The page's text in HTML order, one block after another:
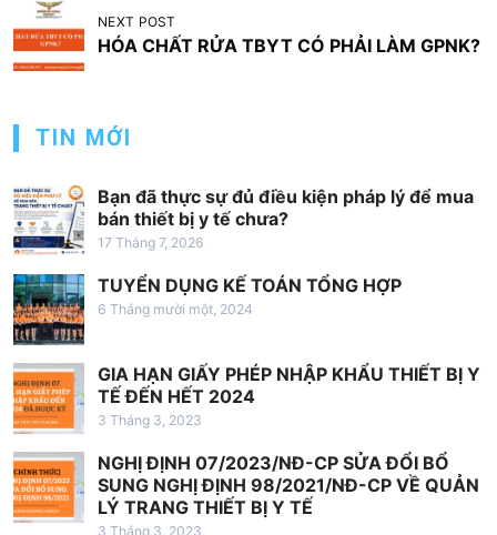
h
n
g
b
à
i
v
i
ế
t
NEXT POST
HÓA CHẤT RỬA TBYT CÓ PHẢI LÀM GPNK?
TIN MỚI
Bạn đã thực sự đủ điều kiện pháp lý để mua
bán thiết bị y tế chưa?
17 Tháng 7, 2026
TUYỂN DỤNG KẾ TOÁN TỔNG HỢP
6 Tháng mười một, 2024
GIA HẠN GIẤY PHÉP NHẬP KHẨU THIẾT BỊ Y
TẾ ĐẾN HẾT 2024
3 Tháng 3, 2023
NGHỊ ĐỊNH 07/2023/NĐ-CP SỬA ĐỔI BỔ
SUNG NGHỊ ĐỊNH 98/2021/NĐ-CP VỀ QUẢN
LÝ TRANG THIẾT BỊ Y TẾ
3 Tháng 3, 2023